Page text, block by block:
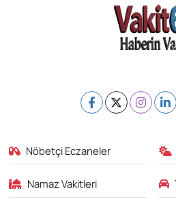
Nöbetçi Eczaneler
Namaz Vakitleri